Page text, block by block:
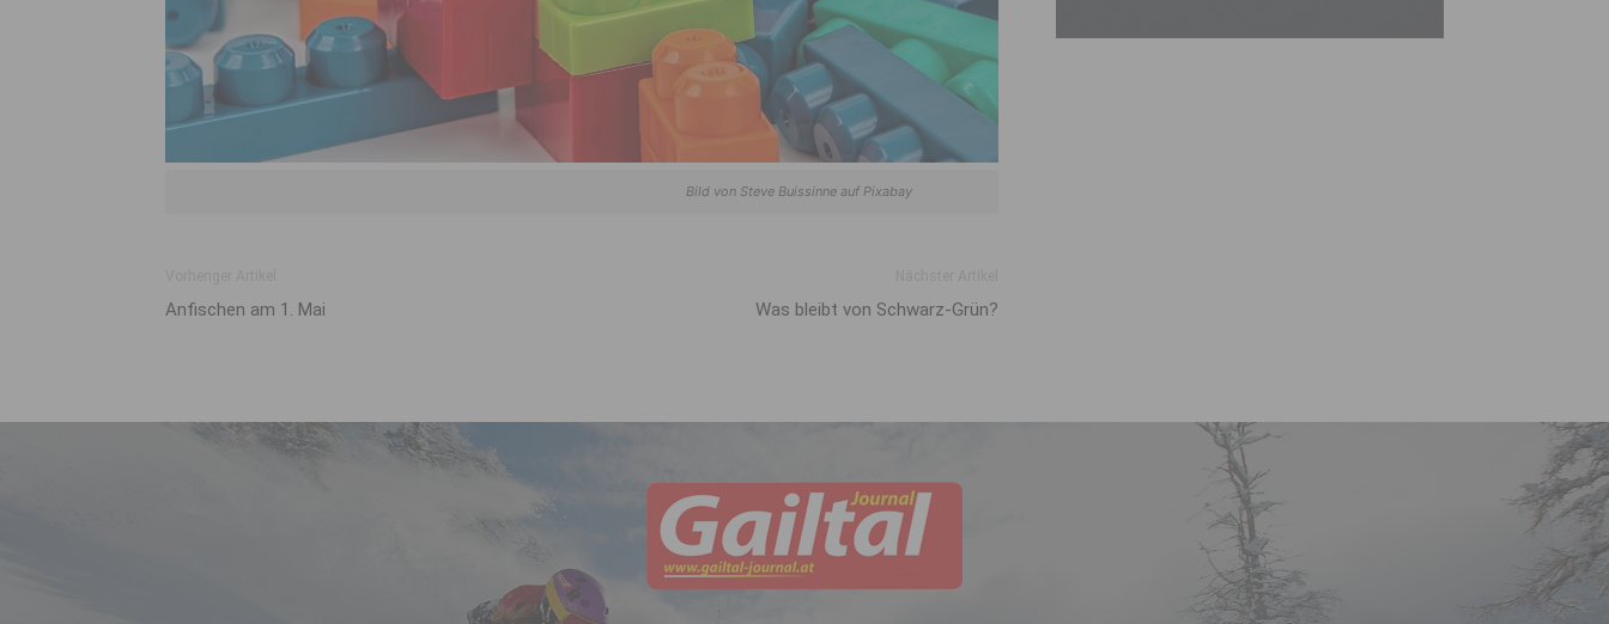
Bild von Steve Buissinne auf Pixabay
Anfischen am 1. Mai Was bleibt von Schwarz-Grün?